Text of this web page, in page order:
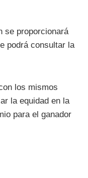
se proporcionará
podrá consultar la
los mismos
la equidad en la
para el ganador